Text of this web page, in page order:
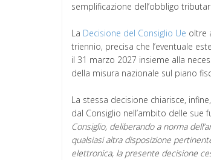
semplificazione dell’obbligo
La Decisione del Consiglio Ue oltre
triennio, precisa che l’eventuale
il 31 marzo 2027 insieme alla
della misura nazionale sul piano
La stessa decisione chiarisce,
dal Consiglio nell’ambito delle sue
Consiglio, deliberando a norma
qualsiasi altra disposizione
elettronica, la presente decisione